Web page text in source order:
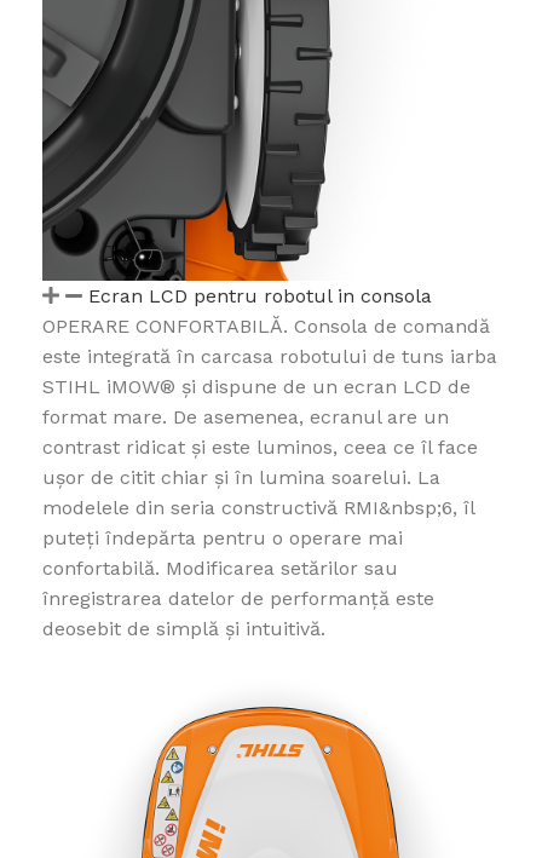
Ecran LCD pentru robotul in consola
OPERARE CONFORTABILĂ. Consola de comandă
este integrată în carcasa robotului de tuns iarba
STIHL iMOW® și dispune de un ecran LCD de
format mare. De asemenea, ecranul are un
contrast ridicat și este luminos, ceea ce îl face
ușor de citit chiar și în lumina soarelui. La
modelele din seria constructivă RMI&nbsp;6, îl
puteți îndepărta pentru o operare mai
confortabilă. Modificarea setărilor sau
înregistrarea datelor de performanță este
deosebit de simplă și intuitivă.